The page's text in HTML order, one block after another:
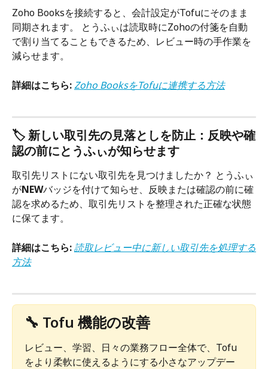
Zoho Booksを接続すると、会計設定がTofuにそのまま
同期されます。 とうふぃは読取時にZohoの付箋を自動
で割り当てることもできるため、レビュー時の手作業を
減らせます。
詳細はこちら:Zoho BooksをTofuに連携する方法
🏷️ 新しい取引先の見落としを防止：反映や確
認の前にとうふぃが知らせます
取引先リストにない取引先を見つけましたか？ とうふぃ
がNEWバッジを付けて知らせ、反映または確認の前に確
認を求めるため、取引先リストを整理された正確な状態
に保てます。
詳細はこちら:読取レビュー中に新しい取引先を処理する
方法
🔧 Tofu 機能の改善
レビュー、学習、日々の業務フロー全体で、Tofu
をより柔軟に使えるようにする小さなアップデー